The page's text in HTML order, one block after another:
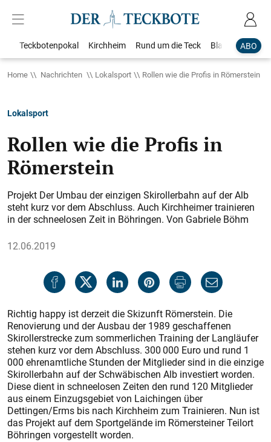
ABO
Teckbotenpokal Kirchheim Rund um die Teck Blaulicht
Home Nachrichten Lokalsport Rollen wie die Profis in Römerstein
Lokalsport
Rollen wie die Profis in
Römerstein
Projekt Der Umbau der einzigen Skirollerbahn auf der Alb
steht kurz vor dem Abschluss. Auch Kirchheimer trainieren
in der schneelosen Zeit in Böhringen. Von Gabriele Böhm
12.06.2019
Richtig happy ist derzeit die Skizunft Römerstein. Die
Renovierung und der Ausbau der 1989 geschaffenen
Skirollerstrecke zum sommerlichen Training der Langläufer
stehen kurz vor dem Abschluss. 300 000 Euro und rund 1
000 ehrenamtliche Stunden der Mitglieder sind in die einzige
Skirollerbahn auf der Schwäbischen Alb investiert worden.
Diese dient in schneelosen Zeiten den rund 120 Mitglieder
aus einem Einzugsgebiet von Laichingen über
Dettingen/Erms bis nach Kirchheim zum Trainieren. Nun ist
das Projekt auf dem Sportgelände im Römersteiner Teilort
Böhringen vorgestellt worden.